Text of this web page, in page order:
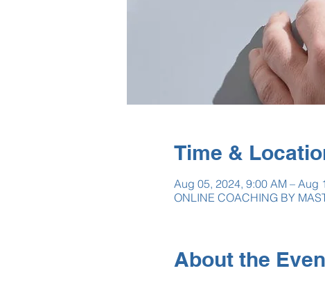
Time &
Aug 05, 2024, 9:00 AM – Aug
ONLINE COACHING BY
About the